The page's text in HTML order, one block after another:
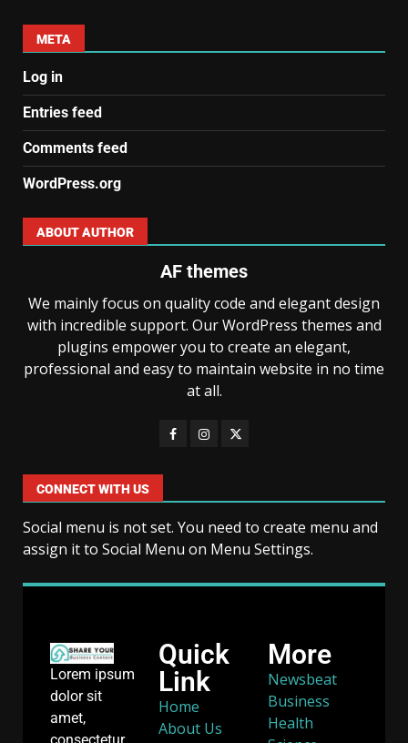
META
Log in
Entries feed
Comments feed
WordPress.org
ABOUT AUTHOR
AF themes
We mainly focus on quality code and elegant design
with incredible support. Our WordPress themes and
plugins empower you to create an elegant,
professional and easy to maintain website in no time
at all.
CONNECT WITH US
Social menu is not set. You need to create menu and
assign it to Social Menu on Menu Settings.
Lorem ipsum
dolor sit
amet,
Quick
Link
Home
About Us
More
Newsbeat
Business
Health